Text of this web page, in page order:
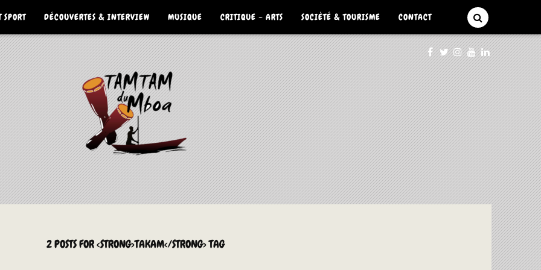
DÉCOUVERTES & INTERVIEW MUSIQUE CRITIQUE – ARTS SOCIÉTÉ & TOURISME CONTACT
2 POSTS FOR <STRONG>TAKAM</STRONG> TAG